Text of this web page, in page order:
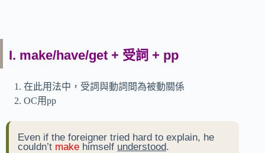
I. make/have/get + 受詞 + pp
在此用法中，受詞與動詞間為被動關係
OC用pp
Even if the foreigner tried hard to explain, he
couldn’t make himself understood.